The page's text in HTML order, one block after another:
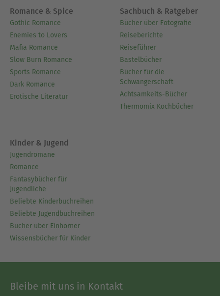
Romance & Spice
Gothic Romance
Enemies to Lovers
Mafia Romance
Slow Burn Romance
Sports Romance
Dark Romance
Erotische Literatur
Sachbuch & Ratgeber
Bücher über Fotografie
Reiseberichte
Reiseführer
Bastelbücher
Bücher für die
Schwangerschaft
Achtsamkeits-Bücher
Thermomix Kochbücher
Kinder & Jugend
Jugendromane
Romance
Fantasybücher für
Jugendliche
Beliebte Kinderbuchreihen
Beliebte Jugendbuchreihen
Bücher über Einhörner
Wissensbücher für Kinder
Bleibe mit uns in Kontakt